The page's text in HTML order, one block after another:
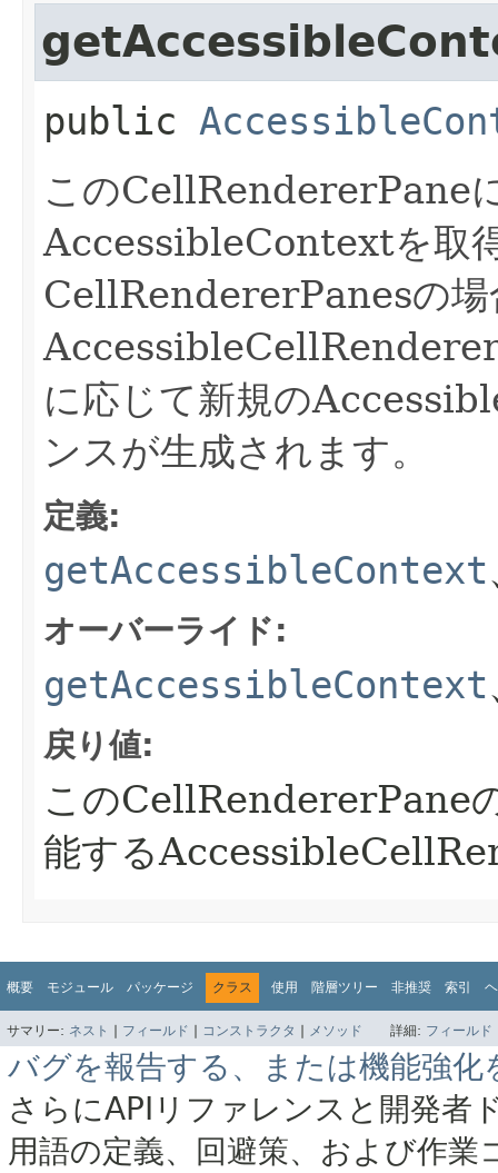
public
このCellRendererPane
AccessibleContextを取
CellRendererPanesの
に応じて新規の
ンスが生成されます。
定義:
getAccessibleContext
オーバーライド:
getAccessibleContext
戻り値:
このCellRendererPane
能する
概要 モジュール パッケージ クラス 使用 階層ツリー 非推奨 索引
サマリー: ネスト | フィールド | コンストラクタ | メソッド 詳細: フィールド
バグを報告する、または機能強化
さらにAPIリファレンスと開発者
用語の定義、回避策、および作